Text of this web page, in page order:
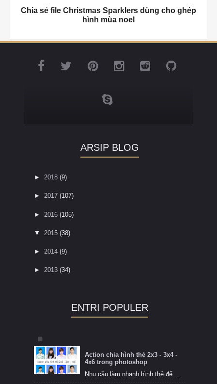
Chia sẻ file Christmas Sparklers dùng cho ghép
hình mùa noel
ARSIP BLOG
► 2018 (9)
► 2017 (107)
► 2016 (105)
▼ 2015 (38)
► 2014 (9)
► 2013 (34)
ENTRI POPULER
Action chia hình thẻ 2x3 - 3x4 -
4x6 trong photoshop
Nhu cầu làm nhanh hình thẻ để ...